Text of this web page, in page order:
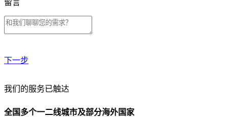
留言
下一步
贵公司预算范围是？
我们的服务已触达
全国多个一二线城市及部分海外国家